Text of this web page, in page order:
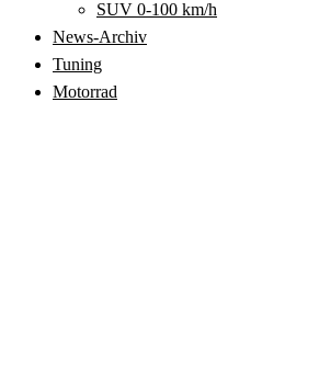
SUV 0-100 km/h
News-Archiv
Tuning
Motorrad